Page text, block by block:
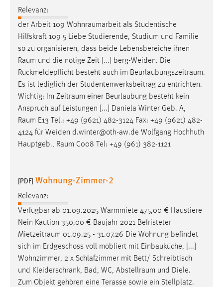
Relevanz:
der Arbeit 109 Wohnraumarbeit als Studentische
Hilfskraft 109 5 Liebe Studierende, Studium und Familie
so zu organisieren, dass beide Lebensbereiche ihren
Raum und die nötige Zeit [...] berg-Weiden. Die
Rückmeldepflicht besteht auch im Beurlaubungszeitraum.
Es ist lediglich der Studentenwerksbeitrag zu entrichten.
Wichtig: Im Zeitraum einer Beurlaubung besteht kein
Anspruch auf Leistungen [...] Daniela Winter Geb. A,
Raum E13 Tel.: +49 (9621) 482-3124 Fax: +49 (9621) 482-
4124 für Weiden d.winter@oth-aw.de Wolfgang Hochhuth
Hauptgeb., Raum C008 Tel: +49 (961) 382-1121
[PDF] Wohnung-Zimmer-2
Relevanz:
Verfügbar ab 01.09.2025 Warmmiete 475,00 € Haustiere
Nein Kaution 350,00 € Baujahr 2021 Befristeter
Mietzeitraum 01.09.25 - 31.07.26 Die Wohnung befindet
sich im Erdgeschoss voll möbliert mit Einbauküche, [...]
Wohnzimmer, 2 x Schlafzimmer mit Bett/ Schreibtisch
und Kleiderschrank, Bad, WC, Abstellraum und Diele.
Zum Objekt gehören eine Terasse sowie ein Stellplatz.